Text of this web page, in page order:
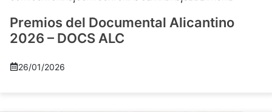
Premios del Documental Alicantino
2026 – DOCS ALC
26/01/2026